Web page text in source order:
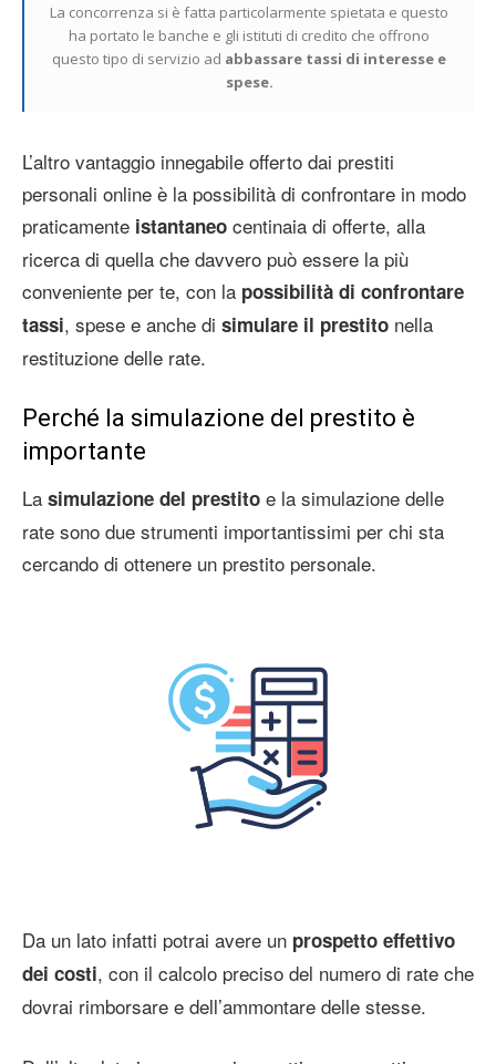
La concorrenza si è fatta particolarmente spietata e questo
ha portato le banche e gli istituti di credito che offrono
questo tipo di servizio ad abbassare tassi di interesse e
spese.
L’altro vantaggio innegabile offerto dai prestiti
personali online è la possibilità di confrontare in modo
praticamente istantaneo centinaia di offerte, alla
ricerca di quella che davvero può essere la più
conveniente per te, con la possibilità di confrontare
tassi, spese e anche di simulare il prestito nella
restituzione delle rate.
Perché la simulazione del prestito è
importante
La simulazione del prestito e la simulazione delle
rate sono due strumenti importantissimi per chi sta
cercando di ottenere un prestito personale.
Da un lato infatti potrai avere un prospetto effettivo
dei costi, con il calcolo preciso del numero di rate che
dovrai rimborsare e dell’ammontare delle stesse.